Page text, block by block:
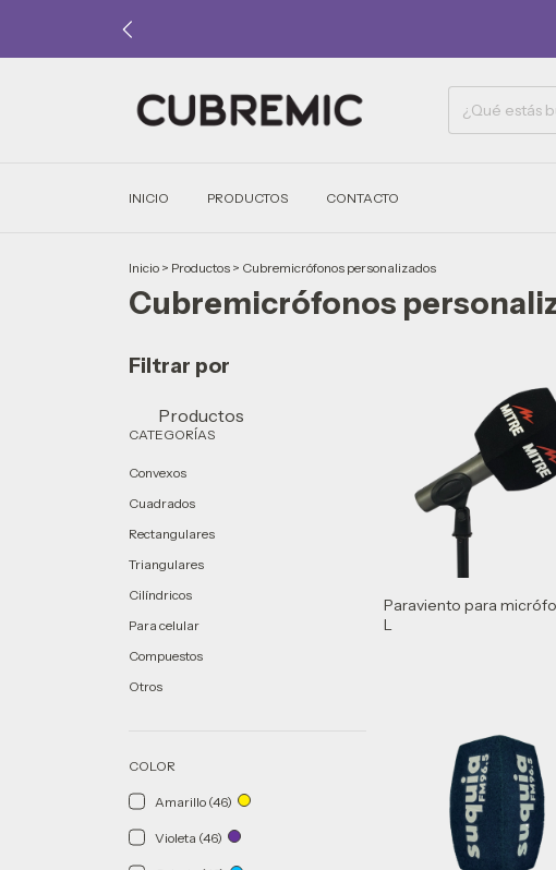
INICIO PRODUCTOS CONTACTO
Inicio > Productos > Cubremicrófonos personalizados
Cubremicrófonos
Filtrar por
Productos
CATEGORÍAS
Convexos
Cuadrados
Rectangulares
Triangulares
Cilíndricos
Para celular
Compuestos
Otros
COLOR
Amarillo (46)
Violeta (46)
Paraviento para
L